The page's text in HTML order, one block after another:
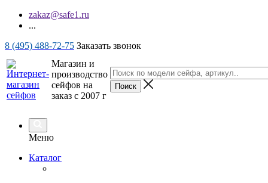
zakaz@safe1.ru
...
8 (495) 488-72-75 Заказать звонок
Магазин и
производство
сейфов на
заказ с 2007 г
Меню
Каталог